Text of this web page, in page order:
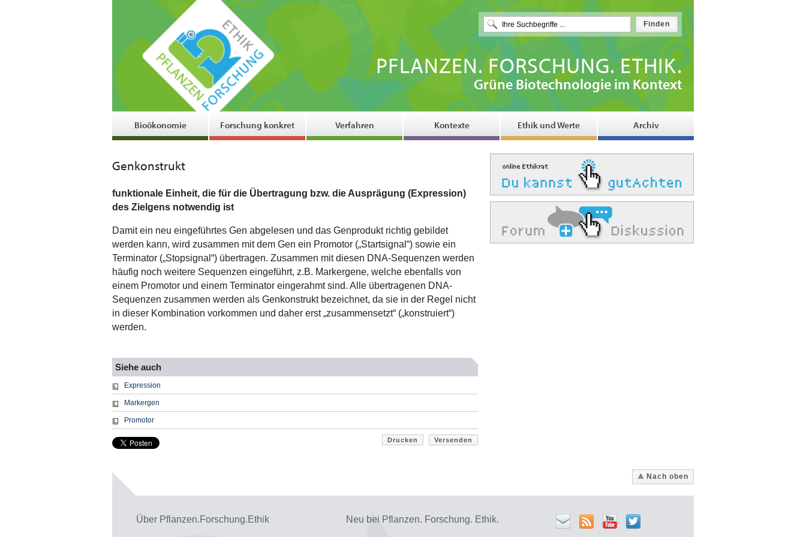
PFLANZEN. FORSCHUNG. ETHIK.
Grüne Biotechnologie im Kontext
Bioökonomie Forschung konkret Verfahren Kontexte Ethik und Werte Archiv
Genkonstrukt
funktionale Einheit, die für die Übertragung bzw. die Ausprägung (Expression)
des Zielgens notwendig ist
Damit ein neu eingeführtes Gen abgelesen und das Genprodukt richtig gebildet
werden kann, wird zusammen mit dem Gen ein Promotor („Startsignal“) sowie ein
Terminator („Stopsignal“) übertragen. Zusammen mit diesen DNA-Sequenzen werden
häufig noch weitere Sequenzen eingeführt, z.B. Markergene, welche ebenfalls von
einem Promotor und einem Terminator eingerahmt sind. Alle übertragenen DNA-
Sequenzen zusammen werden als Genkonstrukt bezeichnet, da sie in der Regel nicht
in dieser Kombination vorkommen und daher erst „zusammensetzt“ („konstruiert“)
werden.
Siehe auch
Expression
Markergen
Promotor
Drucken Versenden
Nach oben
Über Pflanzen.Forschung.Ethik Neu bei Pflanzen. Forschung. Ethik.